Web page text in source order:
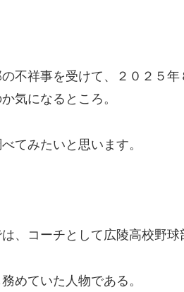
不祥事を受けて、２０２５
気になるところ。
てみたいと思います。
、コーチとして広陵高校野球
めていた人物である。